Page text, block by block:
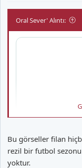
Oral Sever' Alıntı:
Bu görseller filan
rezil bir futbol
yoktur.